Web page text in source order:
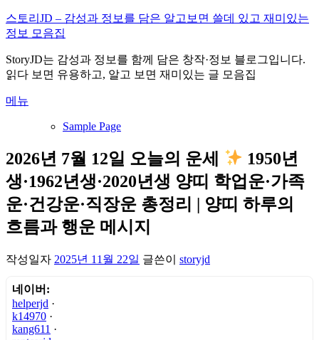
내
용
로
바
가
스토리JD – 감성과 정보를 담은 알고보면 쓸데 있고 재미있는
정보 모음집
StoryJD는 감성과 정보를 함께 담은 창작·정보 블로그입니다.
읽다 보면 유용하고, 알고 보면 재미있는 글 모음집
메뉴
Sample Page
2026년 7월 12일 오늘의 운세
1950년
생·1962년생·2020년생 양띠 학업운·가족
운·건강운·직장운 총정리 | 양띠 하루의
흐름과 행운 메시지
작성일자 2025년 11월 22일 글쓴이 storyjd
네이버:
helperjd ·
k14970 ·
kang611 ·